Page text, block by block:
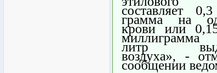
составляет
грамма на
крови или
литр
воздуха», -
сообщении